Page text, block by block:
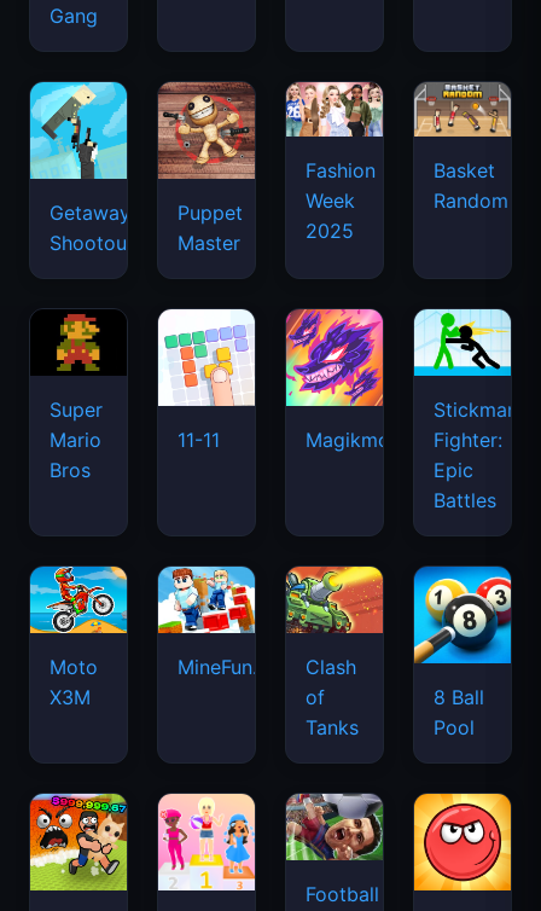
Gang
Getaway
Shootout
Puppet
Master
Fashion
Week
2025
Basket
Random
Super
Mario
Bros
11-11 Magikmon
Stickman
Fighter:
Epic
Battles
Moto
X3M
MineFun.io
Clash
of
Tanks
8 Ball
Pool
Football